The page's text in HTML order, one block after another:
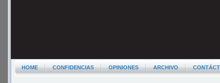
HOME CONFIDENCIAS OPINIONES ARCHIVO